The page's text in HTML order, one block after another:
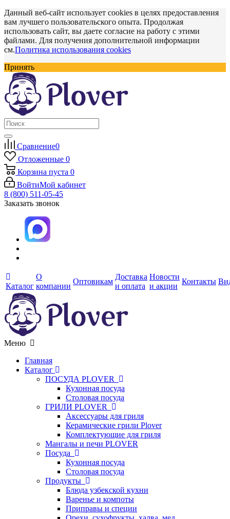
Данный веб-сайт использует cookies в целях предоставления
вам лучшего пользовательского опыта. Продолжая
использовать сайт, вы даете согласие на работу с этими
файлами. Для получения дополнительной информации
см.Политика использования cookies
Принять
Сравнение0
Отложенные 0
Корзина пуста 0
ВойтиМой кабинет
8 (800) 511-05-45
Заказать звонок
Каталог
О
компании
Оптовикам
Доставка
и оплата
Новости
и акции
Контакты
Меню
Главная
Каталог
ПОСУДА PLOVER
Кухонная посуда
Столовая посуда
ГРИЛИ PLOVER
Аксессуары для гриля
Керамические грили Plover
Комплектующие для гриля
Мангалы и печи PLOVER
Посуда
Кухонная посуда
Столовая посуда
Продукты
Блюда узбекской кухни
Варенье и компоты
Приправы и специи